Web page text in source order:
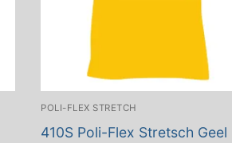
POLI-FLEX STRETCH
410S Poli-Flex Stretsch Geel